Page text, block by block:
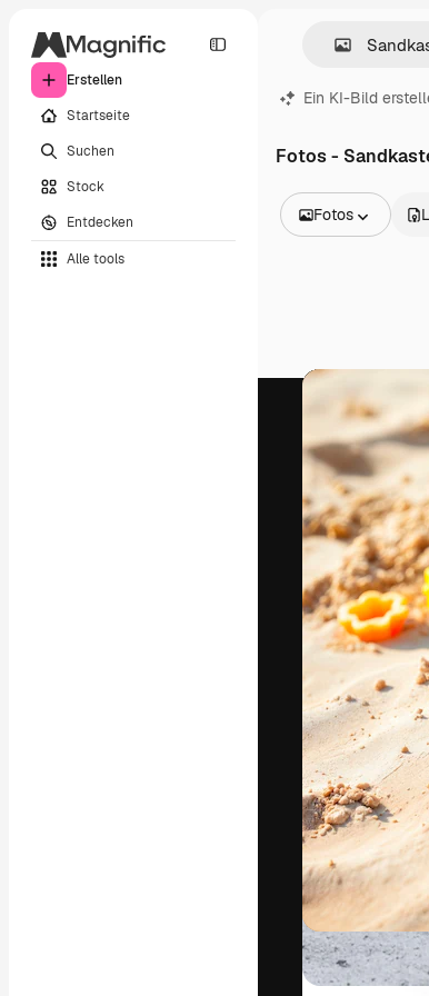
Erstellen
Startseite
Suchen
Stock
Entdecken
Alle tools
Ein KI-Bild
Fotos -
Fotos
Videos
Filmmaterial
Motion Graphics
Videovorlagen
Icons
3D-Modelle
Schriftarten
Die